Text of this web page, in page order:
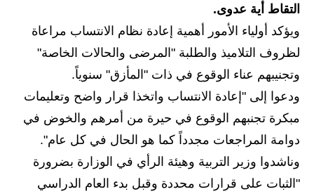
نتائج الامتحانات
المرحلة الابتدائية
المرحلة المتوسطة
المرحلة الاعدادية
اسئلة وزارية
المرحلة الابتدائية
التقاط أية عدوى.
ويؤكد أولياء الأمور أهمية إعادة نظام الانتساب مراعاة
لظروف التلاميذ والطلبة "المرضى والحالات الخاصة"
وتجنيبهم عناء الوقوع في ذات "المأزق" سنوياً.
ودعوا إلى "إعادة الانتساب واتخذا قرار واضح وتعليمات
مبكرة تجنبهم الوقوع في حيرة من أمرهم والخوض في
دوامة المراجعات مجدداً كما هو الحال في كل عام".
وناشدوا وزير التربية وهيئة الرأي في الوزارة بضرورة
"الثبات على قرارات محددة وقبل بدء العام الدراسي